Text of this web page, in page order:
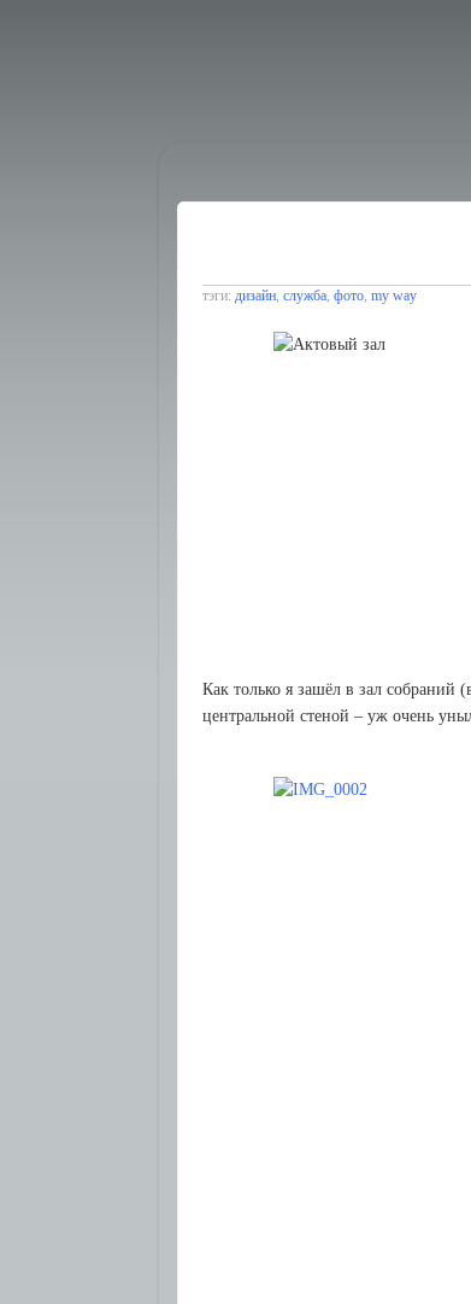
тэги: дизайн, служба, фото, my way
Как только я зашёл в зал собраний
центральной стеной – уж очень